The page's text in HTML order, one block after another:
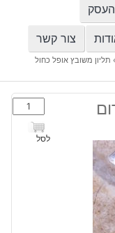
העסק
צור קשר
תליון משובץ אופל כחול
כמות
של
תליון
לסל